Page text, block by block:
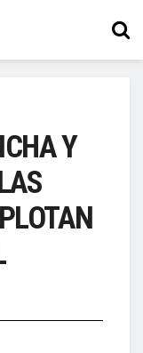
Y